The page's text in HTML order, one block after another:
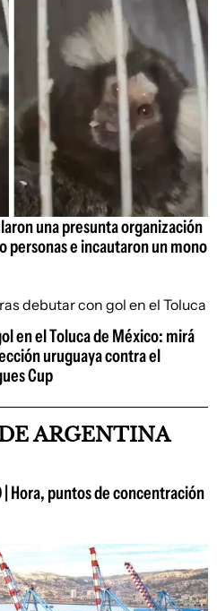
una presunta organización
personas e incautaron un mono
en el Toluca de México: mirá
uruguaya contra el
Cup
ARGENTINA
| Hora, puntos de concentración